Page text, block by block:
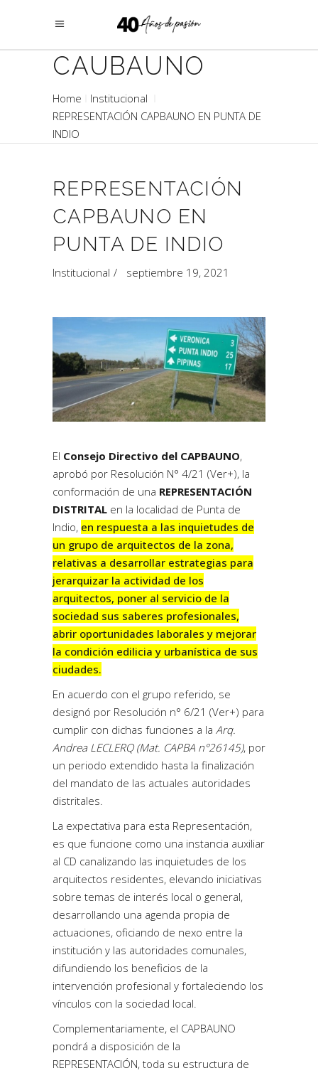
CAUBAUNO
Home
Institucional
REPRESENTACIÓN CAPBAUNO EN PUNTA DE
INDIO
REPRESENTACIÓN
CAPBAUNO EN
PUNTA DE INDIO
Institucional septiembre 19, 2021
El Consejo Directivo del CAPBAUNO,
aprobó por Resolución N° 4/21 (Ver+), la
conformación de una REPRESENTACIÓN
DISTRITAL en la localidad de Punta de
Indio, en respuesta a las inquietudes de
un grupo de arquitectos de la zona,
relativas a desarrollar estrategias para
jerarquizar la actividad de los
arquitectos, poner al servicio de la
sociedad sus saberes profesionales,
abrir oportunidades laborales y mejorar
la condición edilicia y urbanística de sus
ciudades.
En acuerdo con el grupo referido, se
designó por Resolución n° 6/21 (Ver+) para
cumplir con dichas funciones a la Arq.
Andrea LECLERQ (Mat. CAPBA n°26145), por
un periodo extendido hasta la finalización
del mandato de las actuales autoridades
distritales.
La expectativa para esta Representación,
es que funcione como una instancia auxiliar
al CD canalizando las inquietudes de los
arquitectos residentes, elevando iniciativas
sobre temas de interés local o general,
desarrollando una agenda propia de
actuaciones, oficiando de nexo entre la
institución y las autoridades comunales,
difundiendo los beneficios de la
intervención profesional y fortaleciendo los
vínculos con la sociedad local.
Complementariamente, el CAPBAUNO
pondrá a disposición de la
REPRESENTACIÓN, toda su estructura de